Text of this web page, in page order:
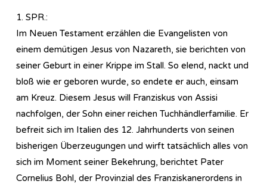
1. SPR.:
Im Neuen Testament erzählen die Evangelisten von
einem demütigen Jesus von Nazareth, sie berichten von
seiner Geburt in einer Krippe im Stall. So elend, nackt und
bloß wie er geboren wurde, so endete er auch, einsam
am Kreuz. Diesem Jesus will Franziskus von Assisi
nachfolgen, der Sohn einer reichen Tuchhändlerfamilie. Er
befreit sich im Italien des 12. Jahrhunderts von seinen
bisherigen Überzeugungen und wirft tatsächlich alles von
sich im Moment seiner Bekehrung, berichtet Pater
Cornelius Bohl, der Provinzial des Franziskanerordens in